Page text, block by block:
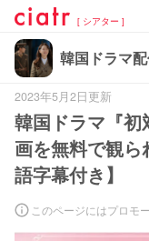
[ シアター ]
韓国ドラマ
2023年5月2日更新
韓国ドラマ『
画を無料で観
語字幕付き】
このページにはプロモ